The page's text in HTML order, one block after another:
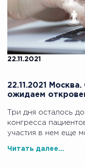
22.11.2021
22.11.2021
ожидаем
Три дня осталось
конгресса
участия в нем еще
Читать далее...